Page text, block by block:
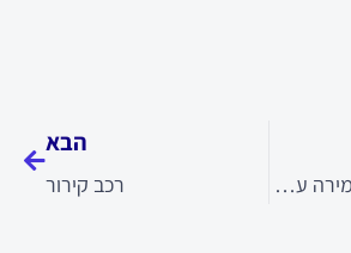
הובלה בקירור לשמירה על מוצרים רגישים
הבא
רכב קירור